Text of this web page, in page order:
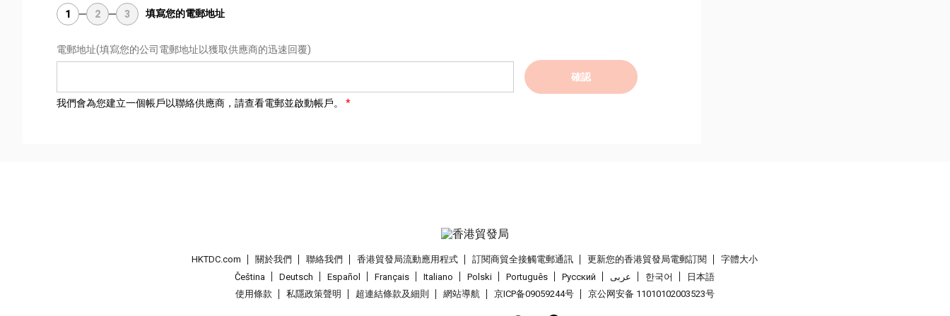
1 2 3 填寫您的電郵地址
電郵地址(填寫您的公司電郵地址以獲取供應商的迅速回覆)
確認
我們會為您建立一個帳戶以聯絡供應商，請查看電郵並啟動帳戶。
HKTDC.com 關於我們 聯絡我們 香港貿發局流動應用程式 訂閱商貿全接觸電郵通訊 更新您的香港貿發局電郵訂閱
字體大小
Čeština
Deutsch Español Français Italiano Polski Português Pусский عربى 한국어
日本語
使用條款
私隱政策聲明 超連結條款及細則 網站導航 京ICP备09059244号 京公网安备 11010102003523号